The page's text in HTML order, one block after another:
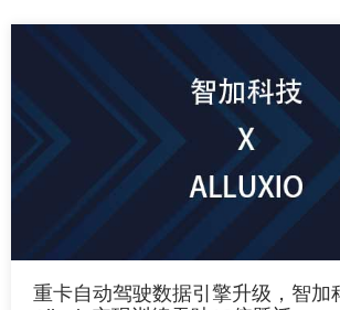
重卡自动驾驶数据引擎升级，智加